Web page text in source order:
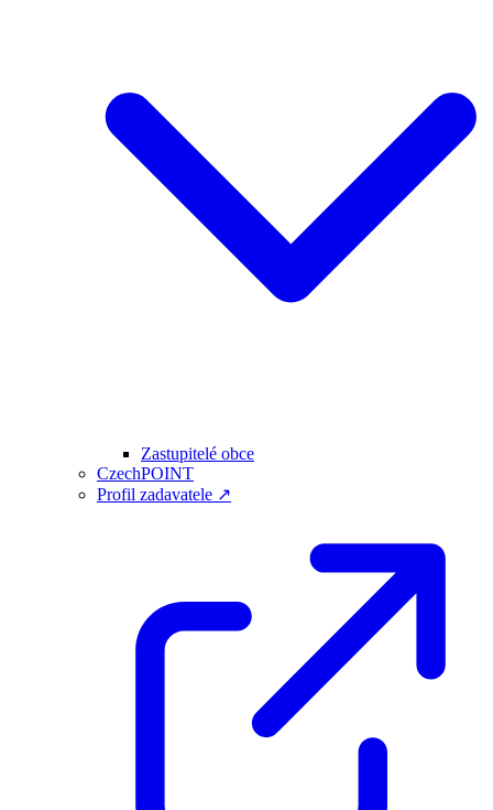
Zastupitelé obce
CzechPOINT
Profil zadavatele ↗